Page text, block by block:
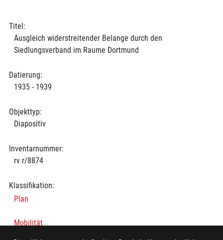
Titel:
Ausgleich widerstreitender Belange durch den
Siedlungsverband im Raume Dortmund
Datierung:
1935 - 1939
Objekttyp:
Diapositiv
Inventarnummer:
rv r/8874
Klassifikation:
Plan
Mobilität